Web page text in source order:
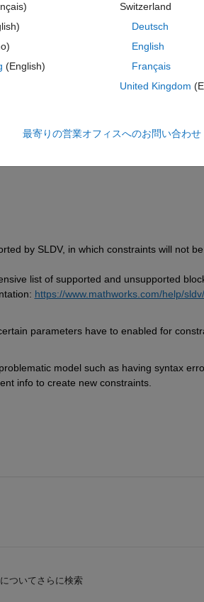
サインインし
by SLDV, in which constraints will not
list of supported and unsupported
https://www.mathworks.com/help/
parameters have to enabled for
problematic model such as having syntax
info to create new constraints.
ついてさらに検索
(English)
Switzerland
Deutsch
English
Français
United Kingdom
最寄りの営業オフィスへのお問い合わせ